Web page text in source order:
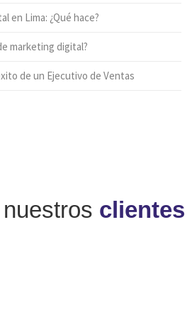
en Lima: ¿Qué hace?
marketing digital?
de un Ejecutivo de Ventas
clientes